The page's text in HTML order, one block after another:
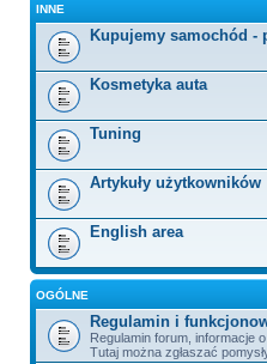
INNE
Kupujemy samochód -
Kosmetyka auta
Tuning
Artykuły użytkowników
English area
OGÓLNE
Regulamin i
Regulamin forum, informacje o
Tutaj można zgłaszać